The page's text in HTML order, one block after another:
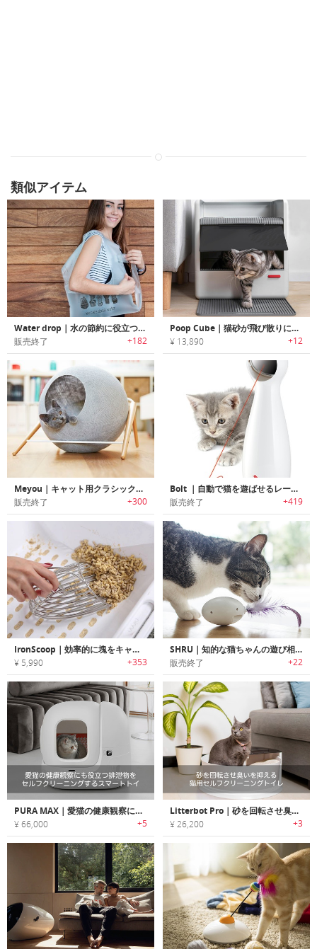
類似アイテム
Water drop｜水の節約に役立つトートバッグ「ウォータードロップ」
販売終了 +182
Poop Cube｜猫砂が飛び散りにくい3-in-1クリーニングセット付き猫トイレ「プープキューブ」
¥ 13,890 +12
Meyou｜キャット用クラシックデザイン家具「メヨウ」
販売終了 +300
Bolt ｜自動で猫を遊ばせるレーザーキャットトイ「ボルト」
販売終了 +419
IronScoop｜効率的に塊をキャッチできる猫トイレ砂用スコップ「アイロンスクープ」
¥ 5,990 +353
SHRU｜知的な猫ちゃんの遊び相手
販売終了 +22
PURA MAX｜愛猫の健康観察にも役立つ排泄物をセルフクリーニングするスマートトイレ「ピュラマックス」
¥ 66,000 +5
Litterbot Pro｜砂を回転させ臭いを抑える猫用セルフクリーニングトイレ「リターボットプロ」
¥ 26,200 +3